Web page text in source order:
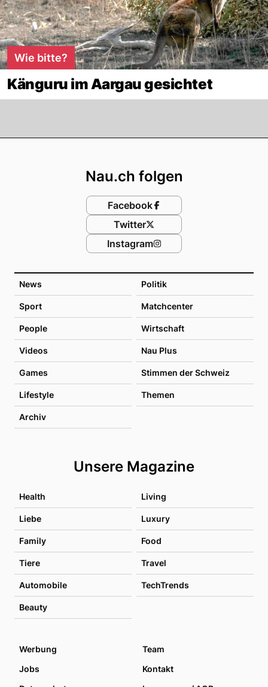
Wie bitte?
Känguru im Aargau gesichtet
News Politik
Sport Matchcenter
People Wirtschaft
Videos Nau Plus
Games Stimmen der Schweiz
Lifestyle Themen
Archiv
Unsere Magazine
Health Living
Liebe Luxury
Family Food
Tiere Travel
Automobile TechTrends
Beauty
Nau.ch folgen
Facebook
Twitter
Instagram
Werbung
Team
Jobs
Kontakt